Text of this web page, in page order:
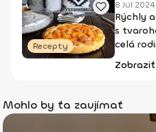
Recepty
8 Júl 2024
Rýchly
s
celá
Mohlo by ťa zaujímať